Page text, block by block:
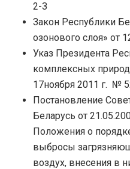
2-З
Закон Республики
озонового слоя» от
Указ Президента
комплексных
17ноября 2011 г. №
Постановление
Беларусь от
Положения о
выбросы
воздух, внесения в